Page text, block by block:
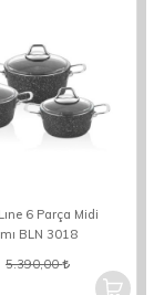
6 Parça Midi
BLN 3018
5.390,00